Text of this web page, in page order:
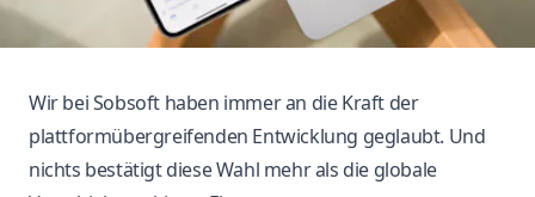
Wir bei Sobsoft haben immer an die Kraft der
plattformübergreifenden Entwicklung geglaubt. Und
nichts bestätigt diese Wahl mehr als die globale